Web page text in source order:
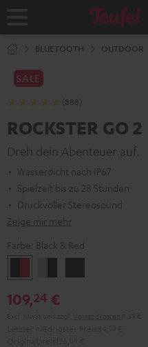
Startseite
BLUETOOTH OUTDOOR
SALE
(888)
ROCKSTER GO 2
Dreh dein Abenteuer auf.
Wasserdicht nach IP67
Spielzeit bis zu 28 Stunden
Druckvoller Stereosound
Zeige mir mehr
Farbe: Black & Red
&
Red
Black
109,24 €